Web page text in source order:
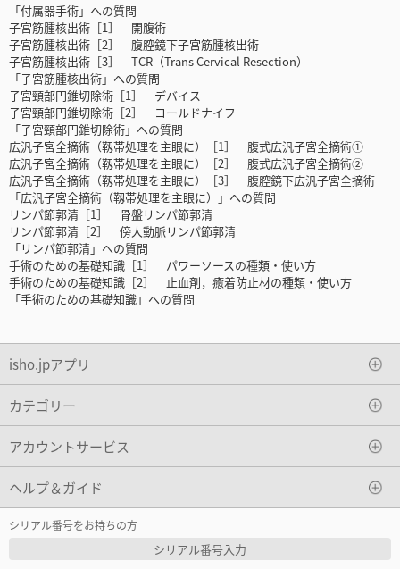
「付属器手術」への質問
子宮筋腫核出術［1］ 開腹術
子宮筋腫核出術［2］ 腹腔鏡下子宮筋腫核出術
子宮筋腫核出術［3］ TCR（Trans Cervical Resection）
「子宮筋腫核出術」への質問
子宮頸部円錐切除術［1］ デバイス
子宮頸部円錐切除術［2］ コールドナイフ
「子宮頸部円錐切除術」への質問
広汎子宮全摘術（靱帯処理を主眼に）［1］ 腹式広汎子宮全摘術①
広汎子宮全摘術（靱帯処理を主眼に）［2］ 腹式広汎子宮全摘術②
広汎子宮全摘術（靱帯処理を主眼に）［3］ 腹腔鏡下広汎子宮全摘術
「広汎子宮全摘術（靱帯処理を主眼に）」への質問
リンパ節郭清［1］ 骨盤リンパ節郭清
リンパ節郭清［2］ 傍大動脈リンパ節郭清
「リンパ節郭清」への質問
手術のための基礎知識［1］ パワーソースの種類・使い方
手術のための基礎知識［2］ 止血剤，癒着防止材の種類・使い方
「手術のための基礎知識」への質問
isho.jpアプリ
カテゴリー
アカウントサービス
ヘルプ＆ガイド
シリアル番号をお持ちの方
シリアル番号入力